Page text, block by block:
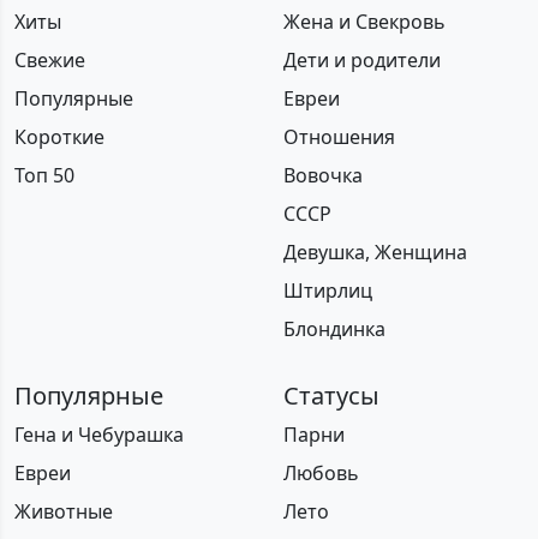
Хиты
Свежие
Популярные
Короткие
Топ 50
Жена и Свекровь
Дети и родители
Евреи
Отношения
Вовочка
СССР
Девушка, Женщина
Штирлиц
Блондинка
Популярные
Гена и Чебурашка
Евреи
Животные
Статусы
Парни
Любовь
Лето